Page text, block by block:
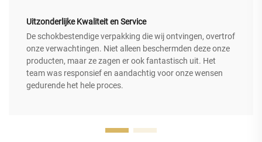
Uitzonderlijke Kwaliteit en Service
De schokbestendige verpakking die wij ontvingen, overtrof
onze verwachtingen. Niet alleen beschermden deze onze
producten, maar ze zagen er ook fantastisch uit. Het
team was responsief en aandachtig voor onze wensen
gedurende het hele proces.